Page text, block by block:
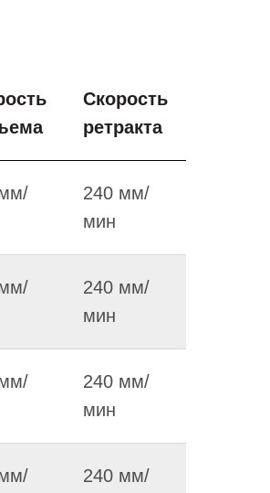
Скорость
ретракта
240 мм/
мин
240 мм/
мин
240 мм/
мин
240 мм/